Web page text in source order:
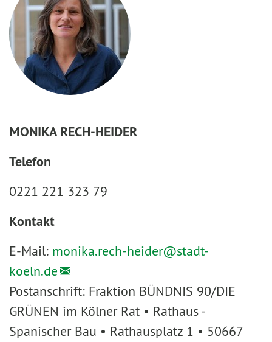
MONIKA RECH-HEIDER
Telefon
0221 221 323 79
Kontakt
E-Mail: monika.rech-heider@stadt-
koeln.de
Postanschrift: Fraktion BÜNDNIS 90/DIE
GRÜNEN im Kölner Rat • Rathaus -
Spanischer Bau • Rathausplatz 1 • 50667